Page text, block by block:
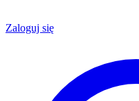
Zaloguj się